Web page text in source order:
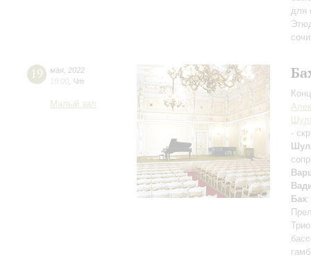
для
19 мая 2022
19:00 Чт
Малый зал
-
Бах